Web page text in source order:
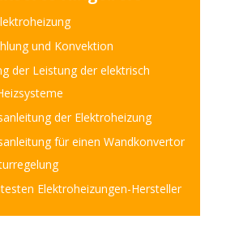
und Konvektion
der Leistung der elektrisch
der Elektroheizung
für einen Wandkonvertor
Elektroheizungen-Hersteller